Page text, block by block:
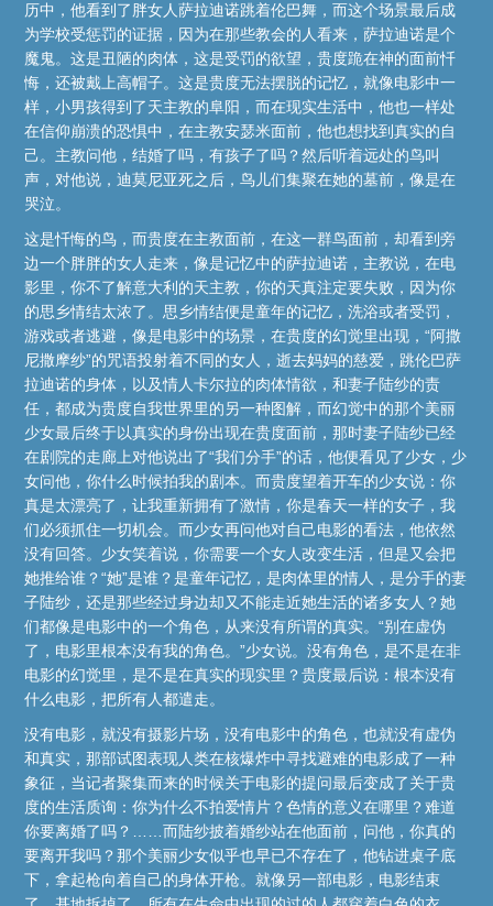
历中，他看到了胖女人萨拉迪诺跳着伦巴舞，而这个场景最后成
为学校受惩罚的证据，因为在那些教会的人看来，萨拉迪诺是个
魔鬼。这是丑陋的肉体，这是受罚的欲望，贵度跪在神的面前忏
悔，还被戴上高帽子。这是贵度无法摆脱的记忆，就像电影中一
样，小男孩得到了天主教的阜阳，而在现实生活中，他也一样处
在信仰崩溃的恐惧中，在主教安瑟米面前，他也想找到真实的自
己。主教问他，结婚了吗，有孩子了吗？然后听着远处的鸟叫
声，对他说，迪莫尼亚死之后，鸟儿们集聚在她的墓前，像是在
哭泣。
这是忏悔的鸟，而贵度在主教面前，在这一群鸟面前，却看到旁
边一个胖胖的女人走来，像是记忆中的萨拉迪诺，主教说，在电
影里，你不了解意大利的天主教，你的天真注定要失败，因为你
的思乡情结太浓了。思乡情结便是童年的记忆，洗浴或者受罚，
游戏或者逃避，像是电影中的场景，在贵度的幻觉里出现，“阿撒
尼撒摩纱”的咒语投射着不同的女人，逝去妈妈的慈爱，跳伦巴萨
拉迪诺的身体，以及情人卡尔拉的肉体情欲，和妻子陆纱的责
任，都成为贵度自我世界里的另一种图解，而幻觉中的那个美丽
少女最后终于以真实的身份出现在贵度面前，那时妻子陆纱已经
在剧院的走廊上对他说出了“我们分手”的话，他便看见了少女，少
女问他，你什么时候拍我的剧本。而贵度望着开车的少女说：你
真是太漂亮了，让我重新拥有了激情，你是春天一样的女子，我
们必须抓住一切机会。而少女再问他对自己电影的看法，他依然
没有回答。少女笑着说，你需要一个女人改变生活，但是又会把
她推给谁？“她”是谁？是童年记忆，是肉体里的情人，是分手的妻
子陆纱，还是那些经过身边却又不能走近她生活的诸多女人？她
们都像是电影中的一个角色，从来没有所谓的真实。“别在虚伪
了，电影里根本没有我的角色。”少女说。没有角色，是不是在非
电影的幻觉里，是不是在真实的现实里？贵度最后说：根本没有
什么电影，把所有人都遣走。
没有电影，就没有摄影片场，没有电影中的角色，也就没有虚伪
和真实，那部试图表现人类在核爆炸中寻找避难的电影成了一种
象征，当记者聚集而来的时候关于电影的提问最后变成了关于贵
度的生活质询：你为什么不拍爱情片？色情的意义在哪里？难道
你要离婚了吗？……而陆纱披着婚纱站在他面前，问他，你真的
要离开我吗？那个美丽少女似乎也早已不存在了，他钻进桌子底
下，拿起枪向着自己的身体开枪。就像另一部电影，电影结束